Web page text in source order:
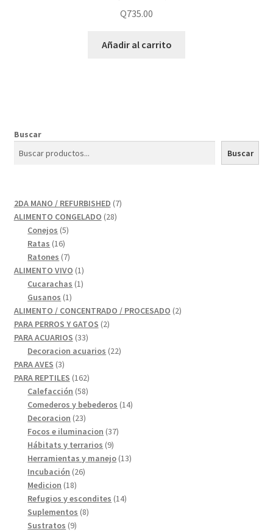
Q735.00
Añadir al carrito
Buscar
Buscar
2DA MANO / REFURBISHED 77
ALIMENTO CONGELADO 2828
Conejos 55
Ratas 1616
productos
Ratones 77
productos
ALIMENTO VIVO 11
producto
Cucarachas 11
Gusanos 11
producto
ALIMENTO / CONCENTRADO / PROCESADO 22
PARA PERROS Y GATOS 22
PARA ACUARIOS 3333
productos
Decoracion acuarios 2222
PARA AVES 33
productos
PARA REPTILES 162162
productos
Calefacción 5858
productos
Comederos y bebederos 1414
Decoracion 2323
productos
Focos e iluminacion 3737
Hábitats y terrarios 99
productos
Herramientas y manejo 1313
Incubación 2626
Medicion 1818
productos
Refugios y escondites 1414
Suplementos 88
Sustratos 99